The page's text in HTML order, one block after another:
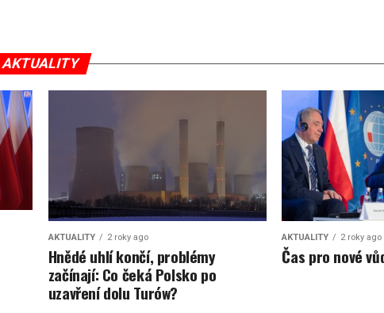
AKTUALITY
AKTUALITY 2 roky ago
Hnědé uhlí končí, problémy
začínají: Co čeká Polsko po
uzavření dolu Turów?
AKTUALITY 2 roky ago
Čas pro nové